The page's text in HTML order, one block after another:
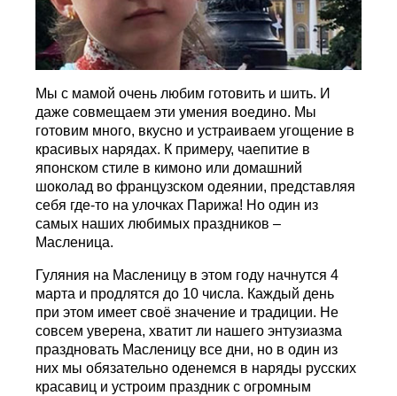
Мы с мамой очень любим готовить и шить. И
даже совмещаем эти умения воедино. Мы
готовим много, вкусно и устраиваем угощение в
красивых нарядах. К примеру, чаепитие в
японском стиле в кимоно или домашний
шоколад во французском одеянии, представляя
себя где-то на улочках Парижа! Но один из
самых наших любимых праздников –
Масленица.
Гуляния на Масленицу в этом году начнутся 4
марта и продлятся до 10 числа. Каждый день
при этом имеет своё значение и традиции. Не
совсем уверена, хватит ли нашего энтузиазма
праздновать Масленицу все дни, но в один из
них мы обязательно оденемся в наряды русских
красавиц и устроим праздник с огромным